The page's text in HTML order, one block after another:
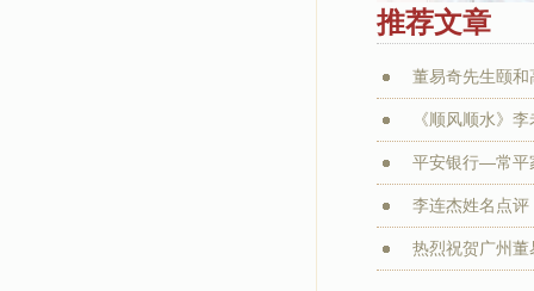
推荐文章
董易奇先生颐
《顺风顺水》
平安银行—常平
李连杰姓名点
热烈祝贺广州